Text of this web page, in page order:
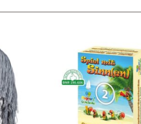
News & Infos